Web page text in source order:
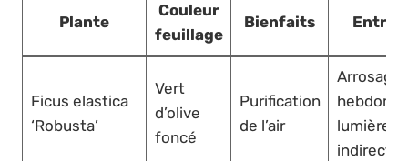
Plante
Couleur
feuillage
Bienfaits
Ficus elastica
‘Robusta’
Vert
d’olive
foncé
Purification
de l’air
Arrosage
lumière
indirecte